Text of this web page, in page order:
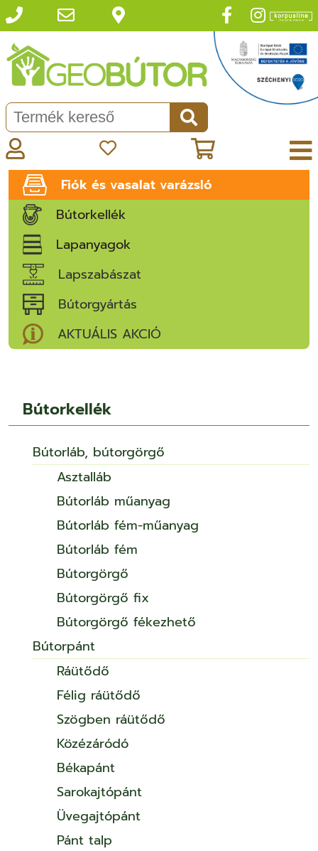
Fiók és vasalat varázsló
Bútorkellék
Lapanyagok
Lapszabászat
Bútorgyártás
AKTUÁLIS AKCIÓ
Bútorkellék
Bútorláb, bútorgörgő
Asztalláb
Bútorláb műanyag
Bútorláb fém-műanyag
Bútorláb fém
Bútorgörgő
Bútorgörgő fix
Bútorgörgő fékezhető
Bútorpánt
Ráütődő
Félig ráütődő
Szögben ráütődő
Közézáródó
Békapánt
Sarokajtópánt
Üvegajtópánt
Pánt talp